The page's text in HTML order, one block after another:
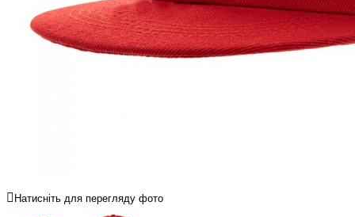
Натисніть для перегляду фото